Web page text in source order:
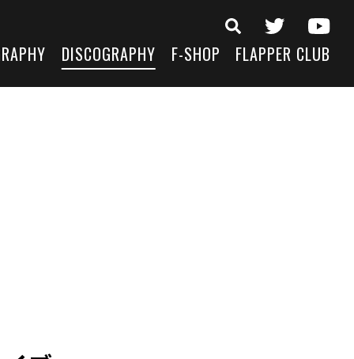
DISCOGRAPHY F-SHOP FLAPPER CLUB